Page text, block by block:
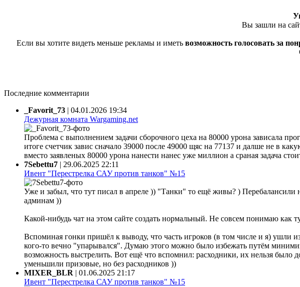
Вы зашли на
Если вы хотите видеть меньше рекламы и иметь возможность голосовать за
Последние комментарии
_Favorit_73 | 04.01.2026 19:34
Дежурная комната Wargaming.net
Проблема с выполнением задачи сборочного цеха на 80000 урона зависала
итоге счетчик завис сначало 39000 после 49000 щяс на 77137 и далше не в
вместо заявленых 80000 урона нанести нанес уже миллион а сраная задача
7Sebettu7 | 29.06.2025 22:11
Ивент "Перестрелка САУ против танков" №15
Уже и забыл, что тут писал в апреле )) "Танки" то ещё живы? ) Перебалансили
админам ))
Какой-нибудь чат на этом сайте создать нормальный. Не совсем понимаю
Вспоминая гонки пришёл к выводу, что часть игроков (в том числе и я) ушли
кого-то вечно "упарывался". Думаю этого можно было избежать путём
возможность выстрелить. Вот ещё что вспомнил: расходники, их нельзя
уменьшили призовые, но без расходников ))
MIXER_BLR | 01.06.2025 21:17
Ивент "Перестрелка САУ против танков" №15